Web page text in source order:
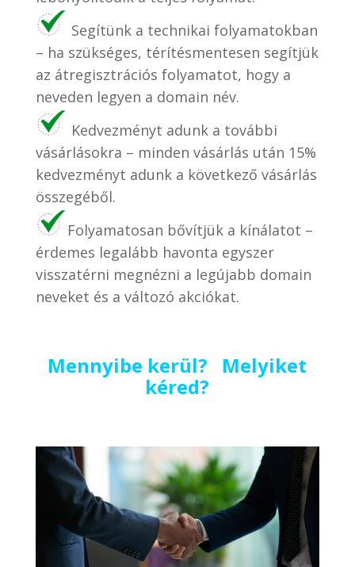
Segítünk a technikai folyamatokban
– ha szükséges, térítésmentesen segítjük
az átregisztrációs folyamatot, hogy a
neveden legyen a domain név.
Kedvezményt adunk a további
vásárlásokra – minden vásárlás után 15%
kedvezményt adunk a következő vásárlás
összegéből.
Folyamatosan bővítjük a kínálatot –
érdemes legalább havonta egyszer
visszatérni megnézni a legújabb domain
neveket és a változó akciókat.
Mennyibe kerül? Melyiket
kéred?